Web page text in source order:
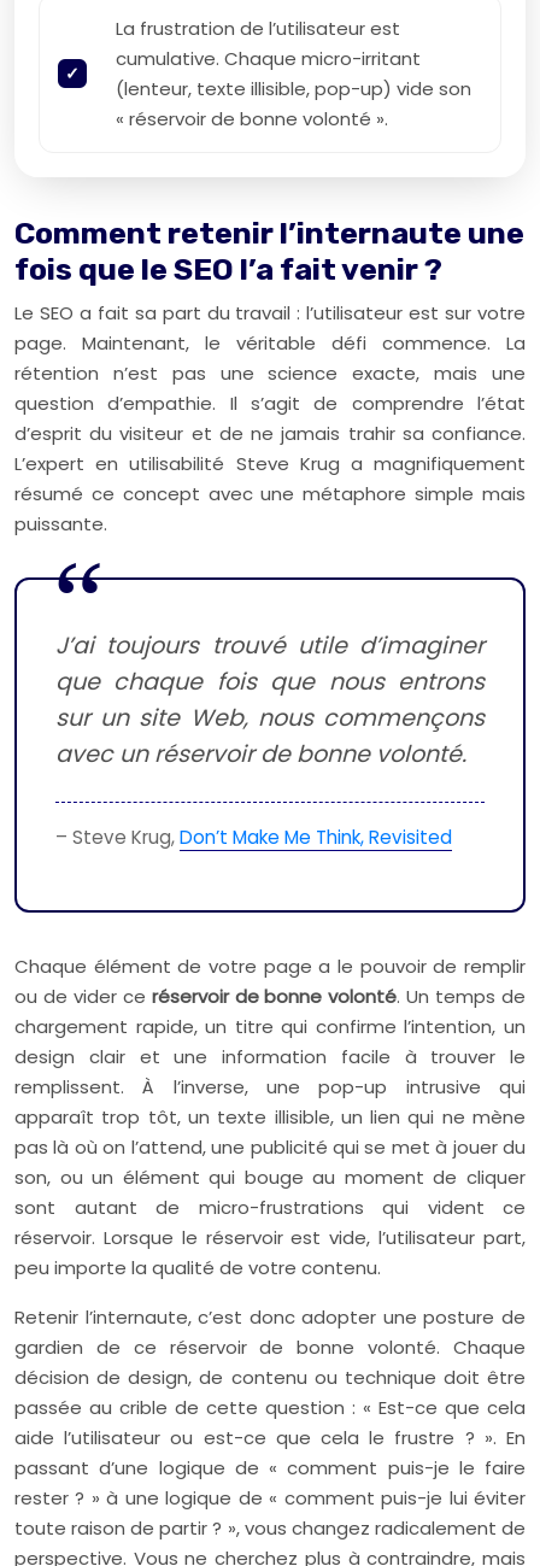
La frustration de l’utilisateur est
cumulative. Chaque micro-irritant
(lenteur, texte illisible, pop-up) vide son
« réservoir de bonne volonté ».
Comment retenir l’internaute une
fois que le SEO l’a fait venir ?
Le SEO a fait sa part du travail : l’utilisateur est sur votre
page. Maintenant, le véritable défi commence. La
rétention n’est pas une science exacte, mais une
question d’empathie. Il s’agit de comprendre l’état
d’esprit du visiteur et de ne jamais trahir sa confiance.
L’expert en utilisabilité Steve Krug a magnifiquement
résumé ce concept avec une métaphore simple mais
puissante.
J’ai toujours trouvé utile d’imaginer
que chaque fois que nous entrons
sur un site Web, nous commençons
avec un réservoir de bonne volonté.
– Steve Krug,Don’t Make Me Think, Revisited
Chaque élément de votre page a le pouvoir de remplir
ou de vider ce réservoir de bonne volonté. Un temps de
chargement rapide, un titre qui confirme l’intention, un
design clair et une information facile à trouver le
remplissent. À l’inverse, une pop-up intrusive qui
apparaît trop tôt, un texte illisible, un lien qui ne mène
pas là où on l’attend, une publicité qui se met à jouer du
son, ou un élément qui bouge au moment de cliquer
sont autant de micro-frustrations qui vident ce
réservoir. Lorsque le réservoir est vide, l’utilisateur part,
peu importe la qualité de votre contenu.
Retenir l’internaute, c’est donc adopter une posture de
gardien de ce réservoir de bonne volonté. Chaque
décision de design, de contenu ou technique doit être
passée au crible de cette question : « Est-ce que cela
aide l’utilisateur ou est-ce que cela le frustre ? ». En
passant d’une logique de « comment puis-je le faire
rester ? » à une logique de « comment puis-je lui éviter
toute raison de partir ? », vous changez radicalement de
perspective. Vous ne cherchez plus à contraindre, mais